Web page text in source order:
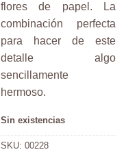
flores de papel. La
combinación perfecta
para hacer de este
detalle algo
sencillamente
hermoso.
Sin existencias
SKU: 00228